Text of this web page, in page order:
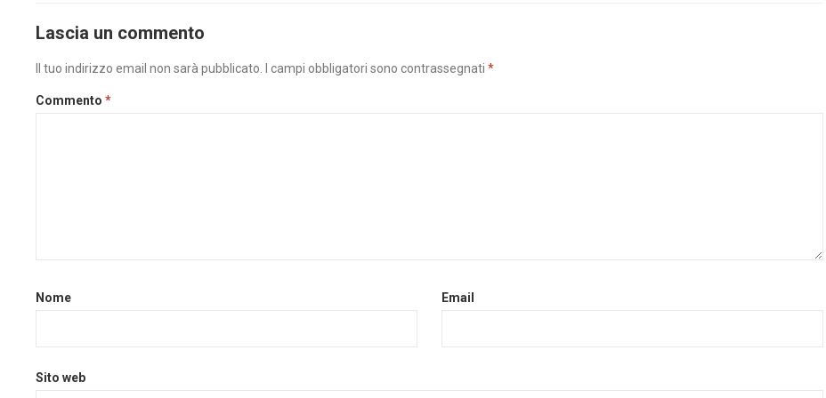
Lascia un commento
Il tuo indirizzo email non sarà pubblicato. I campi obbligatori sono contrassegnati*
Commento*
Nome Email
Sito web